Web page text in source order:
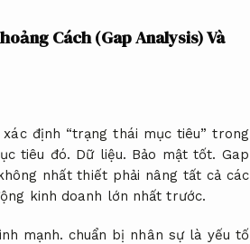
Cách (Gap Analysis) Và
định “trạng thái mục tiêu” trong
tiêu đó. Dữ liệu. Bảo mật tốt. Gap
nhất thiết phải nâng tất cả các
kinh doanh lớn nhất trước.
mạnh. chuẩn bị nhân sự là yếu tố